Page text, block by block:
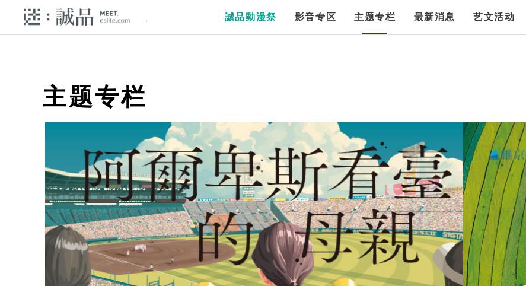
誠品動漫祭 影音专区 主题专栏 最新消息 艺文活动
主题专栏